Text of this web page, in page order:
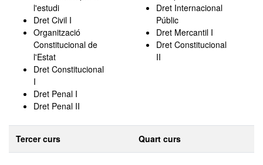
l'estudi
Dret Civil I
Organització
Constitucional de
l'Estat
Dret Constitucional
I
Dret Penal I
Dret Penal II
Dret Internacional
Públic
Dret Mercantil I
Dret Constitucional
II
Tercer curs Quart curs